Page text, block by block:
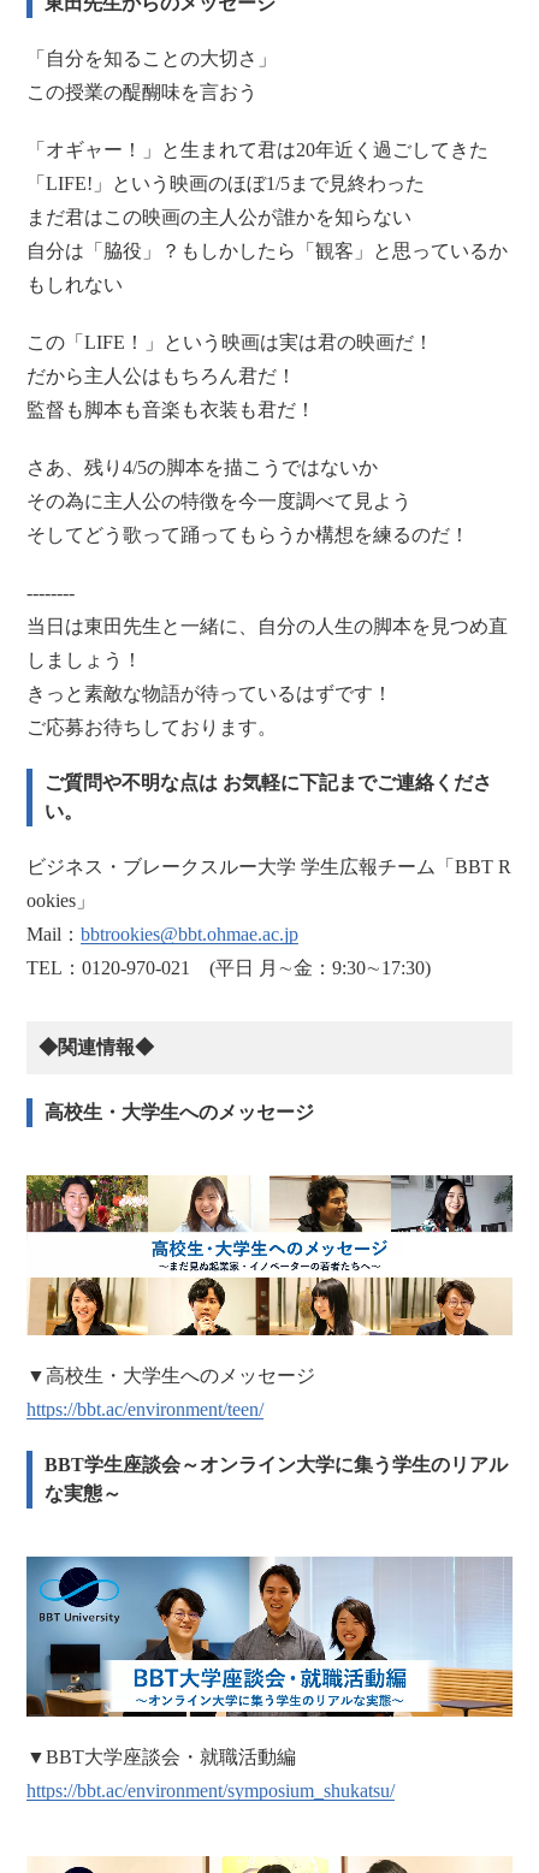
「自分を知ることの大切さ」
この授業の醍醐味を言おう
「オギャー！」と生まれて君は20年近く過ごしてきた
「LIFE!」という映画のほぼ1/5まで見終わった
まだ君はこの映画の主人公が誰かを知らない
自分は「脇役」？もしかしたら「観客」と思っているか
もしれない
この「LIFE！」という映画は実は君の映画だ！
だから主人公はもちろん君だ！
監督も脚本も音楽も衣装も君だ！
さあ、残り4/5の脚本を描こうではないか
その為に主人公の特徴を今一度調べて見よう
そしてどう歌って踊ってもらうか構想を練るのだ！
--------
当日は東田先生と一緒に、自分の人生の脚本を見つめ直
しましょう！
きっと素敵な物語が待っているはずです！
ご応募お待ちしております。
ご質問や不明な点は お気軽に下記までご連絡くださ
い。
ビジネス・ブレークスルー大学 学生広報チーム「BBT R
ookies」
Mail：bbtrookies@bbt.ohmae.ac.jp
TEL：0120-970-021 (平日 月∼金：9:30∼17:30)
◆関連情報◆
高校生・大学生へのメッセージ
▼高校生・大学生へのメッセージ
https://bbt.ac/environment/teen/
BBT学生座談会～オンライン大学に集う学生のリアル
な実態～
▼BBT大学座談会・就職活動編
https://bbt.ac/environment/symposium_shukatsu/